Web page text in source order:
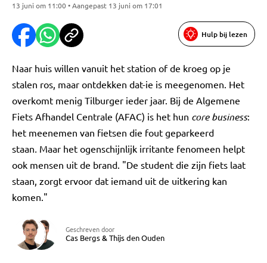
13 juni om 11:00 • Aangepast 13 juni om 17:01
Hulp bij lezen
Naar huis willen vanuit het station of de kroeg op je
stalen ros, maar ontdekken dat-ie is meegenomen. Het
overkomt menig Tilburger ieder jaar. Bij de Algemene
Fiets Afhandel Centrale (AFAC) is het hun core business:
het meenemen van fietsen die fout geparkeerd
staan. Maar het ogenschijnlijk irritante fenomeen helpt
ook mensen uit de brand. "De student die zijn fiets laat
staan, zorgt ervoor dat iemand uit de uitkering kan
komen."
Geschreven door
Cas Bergs&Thijs den Ouden